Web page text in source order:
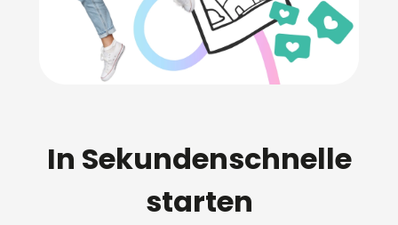
In Sekundenschnelle
starten